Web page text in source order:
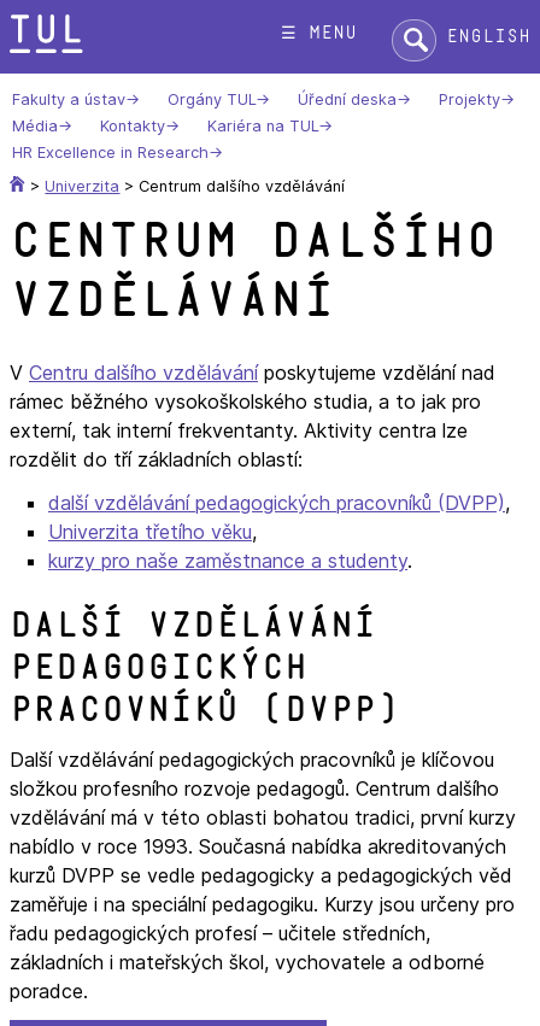
Přeskok
na
text
☰ menu Hledat:English
Fakulty a ústav Orgány TUL Úřední deska
Projekty
Média
Kontakty
Kariéra na TUL
HR Excellence in Research
> Univerzita >Centrum dalšího vzdělávání
Centrum dalšího
vzdělávání
V Centru dalšího vzděláváníposkytujeme vzdělání nad
rámec běžného vysokoškolského studia, a to jak pro
externí, tak interní frekventanty. Aktivity centra lze
rozdělit do tří základních oblastí:
další vzdělávání pedagogických pracovníků (DVPP),
Univerzita třetího věku,
kurzy pro naše zaměstnance a studenty.
Další vzdělávání
pedagogických
pracovníků (DVPP)
Další vzdělávání pedagogických pracovníků je klíčovou
složkou profesního rozvoje pedagogů. Centrum dalšího
vzdělávání má v této oblasti bohatou tradici, první kurzy
nabídlo v roce 1993. Současná nabídka akreditovaných
kurzů DVPP se vedle pedagogicky a pedagogických věd
zaměřuje i na speciální pedagogiku. Kurzy jsou určeny pro
řadu pedagogických profesí – učitele středních,
základních i mateřských škol, vychovatele a odborné
poradce.